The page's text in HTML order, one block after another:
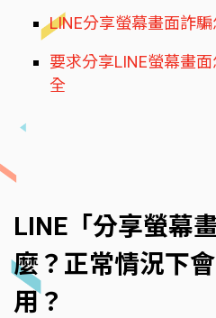
LINE分享螢幕畫面詐
要求分享LINE螢幕畫
全
LINE「分享螢幕
麼？正常情況下
用？